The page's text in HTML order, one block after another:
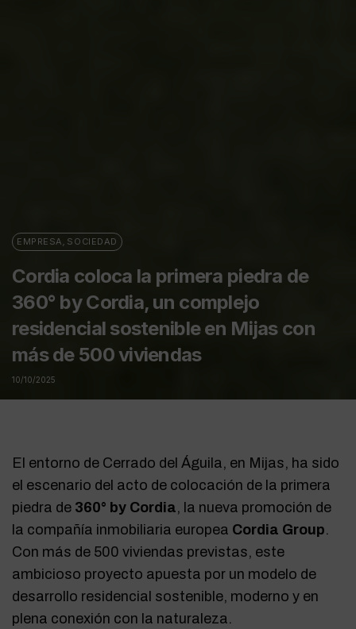
EMPRESA , SOCIEDAD
Cordia coloca la primera piedra de
360° by Cordia, un complejo
residencial sostenible en Mijas con
más de 500 viviendas
10/10/2025
El entorno de Cerrado del Águila, en Mijas, ha sido
el escenario del acto de colocación de la primera
piedra de 360° by Cordia, la nueva promoción de
la compañía inmobiliaria europea Cordia Group.
Con más de 500 viviendas previstas, este
ambicioso proyecto apuesta por un modelo de
desarrollo residencial sostenible, moderno y en
plena conexión con la naturaleza.